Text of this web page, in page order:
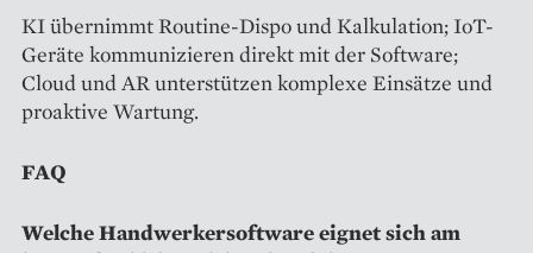
KI übernimmt Routine-Dispo und Kalkulation; IoT-
Geräte kommunizieren direkt mit der Software;
Cloud und AR unterstützen komplexe Einsätze und
proaktive Wartung.
FAQ
Welche Handwerkersoftware eignet sich am